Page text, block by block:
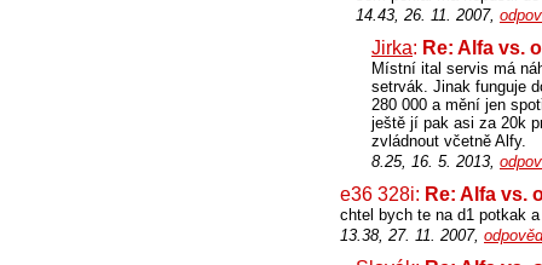
14.43, 26. 11. 2007,
Jirka: Re: Alfa vs.
Místní ital servis má
setrvák. Jinak funguje
280 000 a mění jen
ještě jí pak asi za 20k
zvládnout včetně Alfy.
8.25, 16. 5. 2013,
e36 328i: Re: Alfa vs.
chtel bych te na d1 potkak
13.38, 27. 11. 2007,